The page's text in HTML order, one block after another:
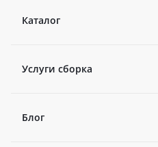
Каталог
Услуги сборка
Блог